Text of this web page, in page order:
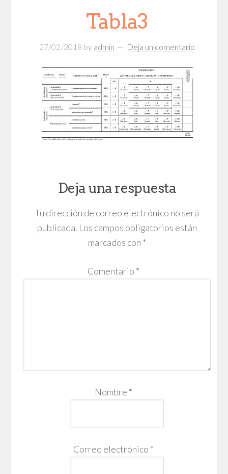
Tabla3
27/02/2018 by admin Deja un comentario
Deja una respuesta
Tu dirección de correo electrónico no será
publicada. Los campos obligatorios están
marcados con *
Comentario *
Nombre *
Correo electrónico *